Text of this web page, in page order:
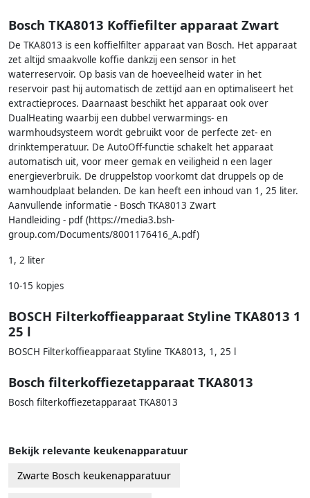
Bosch TKA8013 Koffiefilter apparaat Zwart
De TKA8013 is een koffielfilter apparaat van Bosch. Het apparaat
zet altijd smaakvolle koffie dankzij een sensor in het
waterreservoir. Op basis van de hoeveelheid water in het
reservoir past hij automatisch de zettijd aan en optimaliseert het
extractieproces. Daarnaast beschikt het apparaat ook over
DualHeating waarbij een dubbel verwarmings- en
warmhoudsysteem wordt gebruikt voor de perfecte zet- en
drinktemperatuur. De AutoOff-functie schakelt het apparaat
automatisch uit, voor meer gemak en veiligheid n een lager
energieverbruik. De druppelstop voorkomt dat druppels op de
wamhoudplaat belanden. De kan heeft een inhoud van 1, 25 liter.
Aanvullende informatie - Bosch TKA8013 Zwart
Handleiding - pdf (https://media3.bsh-
group.com/Documents/8001176416_A.pdf)
1, 2 liter
10-15 kopjes
BOSCH Filterkoffieapparaat Styline TKA8013 1
25 l
BOSCH Filterkoffieapparaat Styline TKA8013, 1, 25 l
Bosch filterkoffiezetapparaat TKA8013
Bosch filterkoffiezetapparaat TKA8013
Bekijk relevante keukenapparatuur
Zwarte Bosch keukenapparatuur